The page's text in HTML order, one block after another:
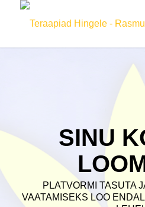
SINU
PLATVORMI TASUTA
VAATAMISEKS LOO